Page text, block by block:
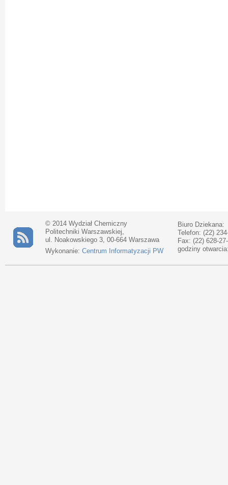
© 2014 Wydział Chemiczny
Politechniki Warszawskiej,
ul. Noakowskiego 3, 00-664 Warszawa
Wykonanie: Centrum Informatyzacji PW
Biuro Dziekana:
Telefon: (22)
Fax: (22) 628-
godziny